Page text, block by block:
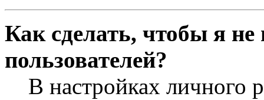
Как сделать, чтобы я
пользователей?
В настройках личного